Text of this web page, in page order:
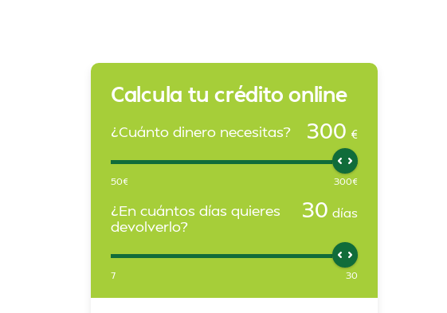
Calcula tu crédito online
¿Cuánto dinero necesitas? 300 €
50€ 300€
¿En cuántos días quieres
devolverlo?
30 días
7 30